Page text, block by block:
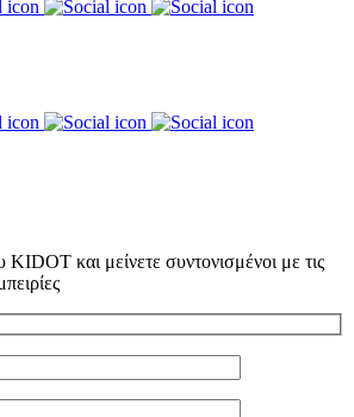
και μείνετε συντονισμένοι με τις